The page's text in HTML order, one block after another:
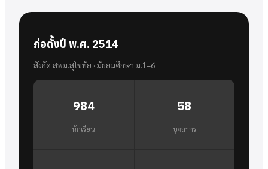
ก่อตั้งปี พ.ศ. 2514
สังกัด สพม.สุโขทัย · มัธยมศึกษา ม.1–6
984
นักเรียน
58
บุคลากร